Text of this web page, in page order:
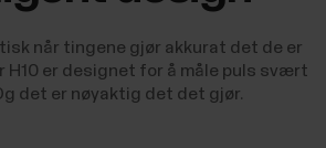
når tingene gjør akkurat det de er
H10 er designet for å måle puls svært
det er nøyaktig det det gjør.